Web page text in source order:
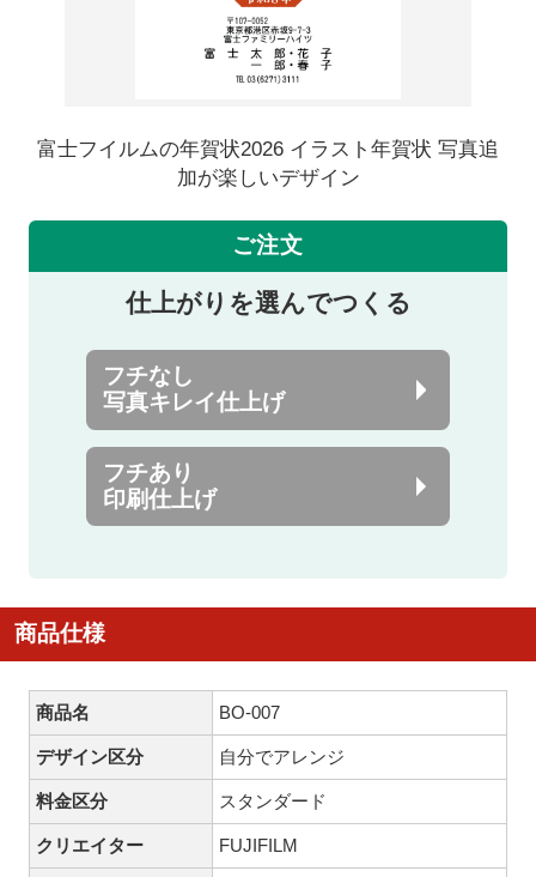
富士フイルムの年賀状2026 イラスト年賀状 写真追
加が楽しいデザイン
ご注文
仕上がりを選んでつくる
フチなし
写真キレイ仕上げ
フチあり
印刷仕上げ
商品仕様
商品名 BO-007
デザイン区分 自分でアレンジ
料金区分 スタンダード
クリエイター FUJIFILM